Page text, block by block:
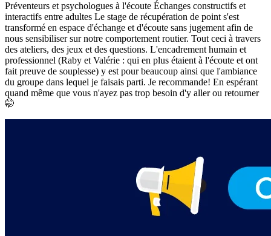
Préventeurs et psychologues à l'écoute Échanges constructifs et
interactifs entre adultes Le stage de récupération de point s'est
transformé en espace d'échange et d'écoute sans jugement afin de
nous sensibiliser sur notre comportement routier. Tout ceci à travers
des ateliers, des jeux et des questions. L'encadrement humain et
professionnel (Raby et Valérie : qui en plus étaient à l'écoute et ont
fait preuve de souplesse) y est pour beaucoup ainsi que l'ambiance
du groupe dans lequel je faisais parti. Je recommande! En espérant
quand même que vous n'ayez pas trop besoin d'y aller ou retourner
🤭